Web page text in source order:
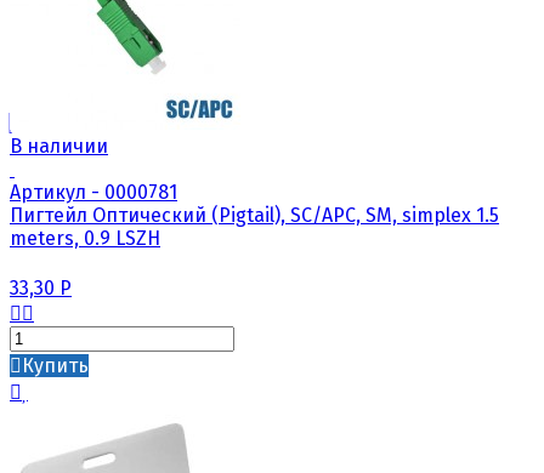
В наличии
Артикул - 0000781
Пигтейл Оптический (Pigtail), SC/APC, SM, simplex 1.5
meters, 0.9 LSZH
33,30 Р
Купить